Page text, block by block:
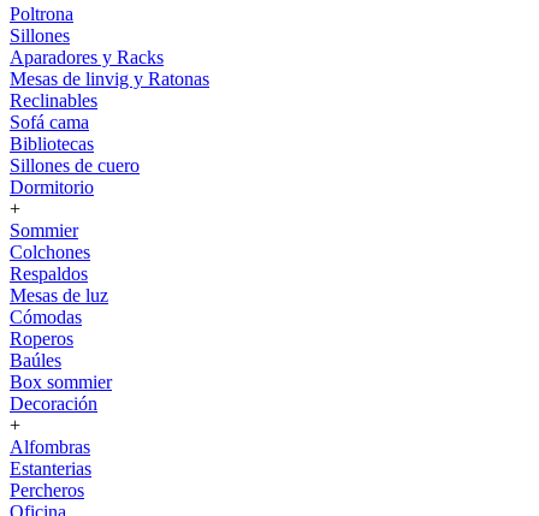
Poltrona
Sillones
Aparadores y Racks
Mesas de linvig y Ratonas
Reclinables
Sofá cama
Bibliotecas
Sillones de cuero
Dormitorio
+
Sommier
Colchones
Respaldos
Mesas de luz
Cómodas
Roperos
Baúles
Box sommier
Decoración
+
Alfombras
Estanterias
Percheros
Oficina